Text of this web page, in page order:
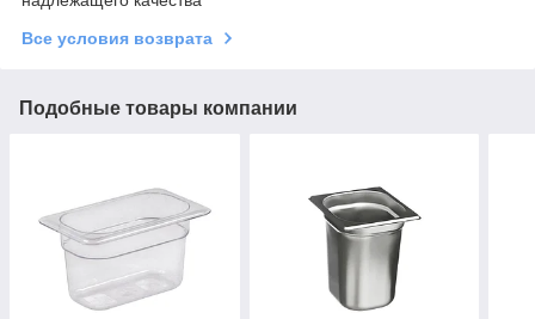
Все условия возврата
Подобные товары компании